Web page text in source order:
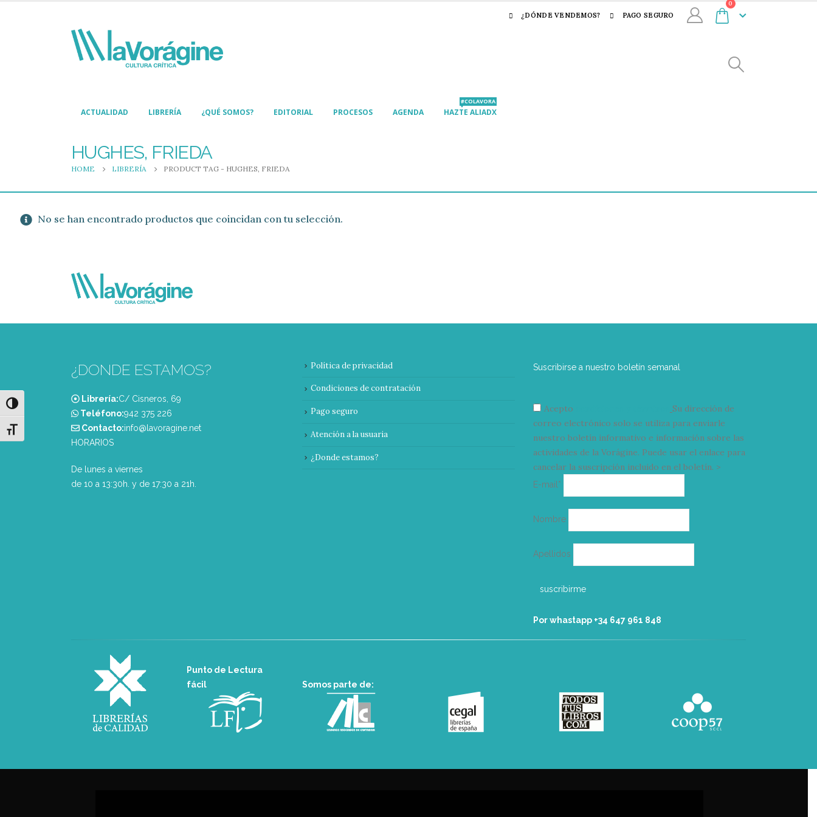
Alternar alto contraste
Alternar tamaño de letra
¿DÓNDE VENDEMOS? PAGO SEGURO
0
ACTUALIDAD LIBRERÍA ¿QUÉ SOMOS? EDITORIAL PROCESOS AGENDA HAZTE ALIADX
#COLAVORA
HUGHES, FRIEDA
HOME LIBRERÍA PRODUCT TAG - HUGHES, FRIEDA
No se han encontrado productos que coincidan con tu selección.
¿DONDE ESTAMOS?
Librería:C/ Cisneros, 69
Teléfono:‭942 375 226‬
Contacto:info@lavoragine.net
HORARIOS
De lunes a viernes
de 10 a 13:30h. y de 17:30 a 21h.
Política de privacidad
Condiciones de contratación
Pago seguro
Atención a la usuaria
¿Donde estamos?
Suscribirse a nuestro boletín semanal
Acepto
Su dirección de
correo electrónico solo se utiliza para enviarle
nuestro boletín informativo e información sobre las
actividades de la Vorágine. Puede usar el enlace para
cancelar la suscripción incluido en el boletín. >
E-mail*
electrónico
Nombre
Apellidos
Por whastapp +34 ‭647 961 848‬
Punto de Lectura
fácil
Somos parte de: